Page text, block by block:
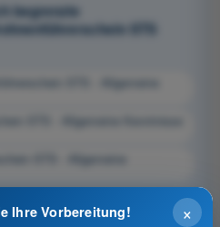
begrenzte
STS
STS - Allgemeine
STS - Allgemeine Kenntnisse
STS - Allgemeine
×
Ihre Vorbereitung!